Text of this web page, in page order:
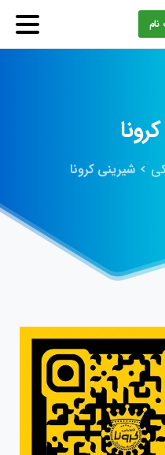
کرونا
شیرینی کرونا